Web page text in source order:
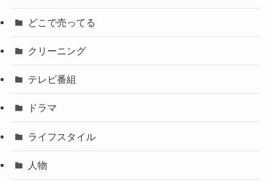
どこで売ってる
クリーニング
テレビ番組
ドラマ
ライフスタイル
人物